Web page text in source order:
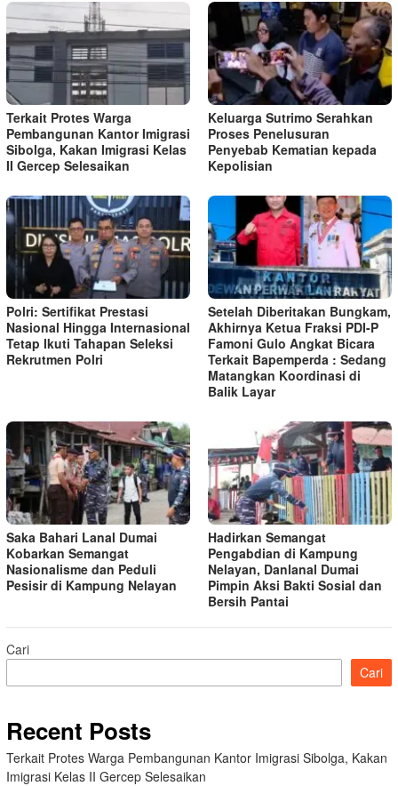
Terkait Protes Warga
Pembangunan Kantor Imigrasi
Sibolga, Kakan Imigrasi Kelas
II Gercep Selesaikan
Keluarga Sutrimo Serahkan
Proses Penelusuran
Penyebab Kematian kepada
Kepolisian
Polri: Sertifikat Prestasi
Nasional Hingga Internasional
Tetap Ikuti Tahapan Seleksi
Rekrutmen Polri
Setelah Diberitakan Bungkam,
Akhirnya Ketua Fraksi PDI-P
Famoni Gulo Angkat Bicara
Terkait Bapemperda : Sedang
Matangkan Koordinasi di
Balik Layar
Saka Bahari Lanal Dumai
Kobarkan Semangat
Nasionalisme dan Peduli
Pesisir di Kampung Nelayan
Hadirkan Semangat
Pengabdian di Kampung
Nelayan, Danlanal Dumai
Pimpin Aksi Bakti Sosial dan
Bersih Pantai
Cari
Cari
Recent Posts
Terkait Protes Warga Pembangunan Kantor Imigrasi Sibolga, Kakan
Imigrasi Kelas II Gercep Selesaikan